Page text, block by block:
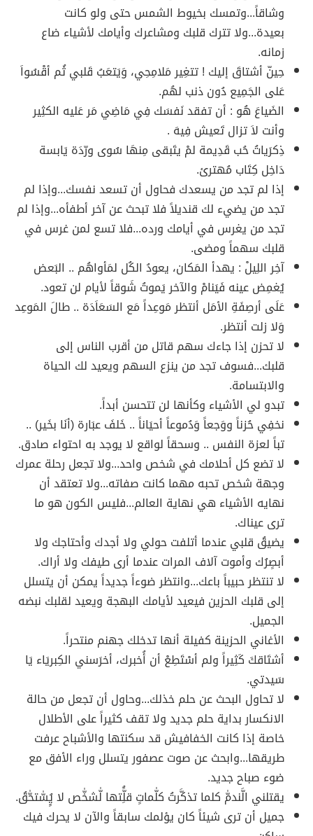
وشاقاً...وتمسك بخيوط الشمس حتى ولو كانت
بعيدة...ولا تترك قلبك ومشاعرك وأيامك لأشياء ضاع
زمانه.
حِينّ أشتاقَ إليك ! تتغِير مَلامِحِي، وَيَتعَبُ قَلبي ثُم أقْسُواَ
عَلى الجَمِيع دُون ذنب لهُم.
الضَياعَ هُو : أن تفقد نَفسَك فِي مَاضِي مَر عَليه الكثِير
وأنت لاَ تزال تَعيش فِيهَ .
ذِكرَياتُ حُب قَدِيمة لمْ يتَبقى مِنهَا سُوى ورّدَة يَابسة
دَاخِل كِتَاب مُهترئ.
إذا لم تجد من يسعدك فحاول أن تسعد نفسك...وإذا لم
تجد من يضيء لك قنديلاً فلا تبحث عن آخر أطفأه...وإذا لم
تجد من يغرس في أيامك ورده...فلا تسع لمن غرس في
قلبك سهماً ومضى.
آخِر اللِيلْ : يهدأ المَكان، يعودُ الكُل لمَأواهُم .. البَعض
يُغمِض عينه فَيَنامْ والآخر يَموتُ شَوقاً لأيام لن تعود.
عَلَى أرصِفَةِ الأمَل أنتظر مَوعِداً مَع السَعَاَدَة .. طالَ المَوعِد
وَلا زلت أنتظر.
لا تحزن إذا جاءك سهم قاتل من أقرب الناس إلى
قلبك...فسوف تجد من ينزع السهم ويعيد لك الحياة
والابتسامة.
تبدو لي الأشياء وكأنها لن تتحسن أبداً.
نخفِي حُزناً ووَجعاً وَدُموعاً أحيَاناً .. خَلفَ عبَارة (أنَا بخَير) ..
تباً لعزة النفس .. وسحقاً لواقع لا‌ يوجد به احتواء صادق.
لا تضع كل أحلامك في شخص واحد...ولا تجعل رحلة عمرك
وجهة شخص تحبه مهما كانت صفاته...ولا تعتقد أن
نهايه الأشياء هي نهاية العالم...فليس الكون هو ما
ترى عيناك.
يضيقُ قلبي عندما أتلفت حولي ولا أجدك وأحتاجك ولا
أبصٍرُك وأموت آلاف المرات عندما أرى طيفك ولا أراك.
لا تنتظر حبيباً باعك...وانتظر ضوءاً جديداً يمكن أن يتسلل
إلى قلبك الحزين فيعيد لأيامك البهجة ويعيد لقلبك نبضه
الجميل.
الأغاني ‏الحزينة‬ كفيلة أنها تدخلك جهنم‬ منتحراً.
أشتَاقكَ كَثِيراً ولم أسْتَطِعْ أن أُخبرك، أخرَسني الكِبريَاء يَا
سَيدتي.
لا تحاول البحث عن حلم خذلك...وحاول أن تجعل من حالة
الانكسار بداية حلم جديد ولا تقف كثيراً على الأطلال
خاصة إذا كانت الخفافيش قد سكنتها والأشباح عرفت
طريقها...وابحث عن صوت عصفور يتسلل وراء الأفق مع
ضوء صباح جديد.
يقتلني الَّندمّٰ كلما تذكَّرتُ كلّٰماتٍ قلَُِّتها لّٰشخّٰص لا يٍُِسّٰتحّٰقُ.
جميل أن ترى شيئاً كان يؤلمك سابقاً والآن لا يحرك فيك